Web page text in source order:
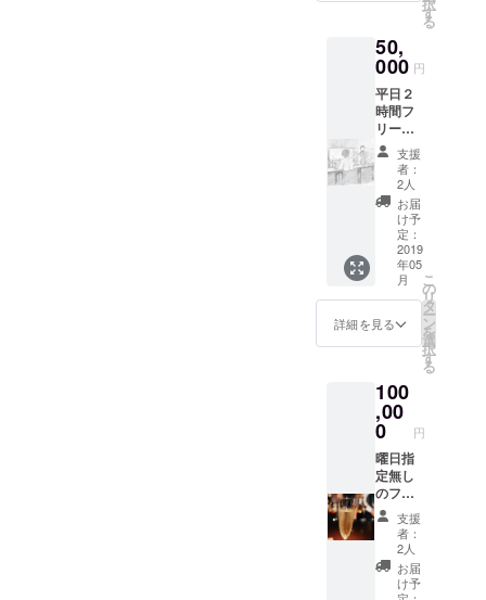
ケット
につき
まして
はご支
援いた
だいた
方に写
真を送
らせて
いただ
きま
す、そ
して御
来店の
際にそ
の画像
をかざ
してい
ただき
もご頂
戴くだ
さいま
せ オリ
ジナル
カクテ
ルをご
用意致
しま す
※ご来店
頂いた
未成年
の方へ
らご希
望のメ
ニュー
をお１
つ備考
欄にご
記載く
ださい
ませ ※
カクテ
ルチ
ケット
につき
まして
だいた
方に写
いただ
きま
す、そ
して御
来店の
際にそ
の画像
をかざ
してい
ただき
お名前
もご頂
コント
ワール
術 など
などを
盛り込
んでい
ます
https://
ameblo.
jp/bar-
compto
年分の
ブログ
ページ
です(笑)
ナルカ
クテル
はノン
コール
もござ
いま
す カ
クテル
チケッ
ト有効
期限は
わらせ
て頂い
て４7回
目にな
りま
す。西
川の素
敵なロ
ケー
ション
に囲ま
れる野
外スタ
ンディ
ング
バーイ
ベン
はリ
ターン
として
満月
BAR無
料チ
ケット
もお選
びいた
だけま
す ※満
月BAR
択
す
る
50,
000 円
平日２
時間フ
リード
リンク
（※４名
様ま
で 特
別メ
ニュー
の中か
らお楽
しみく
ださい
ま
せ）
※フリー
クメ
ニュー
内にノ
ンアル
コール
もござ
いま
す カ
クテル
チケッ
トの有
効期限
支援
者：
2人
お届
け予
定：
2019
年05
月
詳細を見る
こ
の
リ
タ
ー
ン
を
選
択
す
る
100
,00
0 円
曜日指
定無し
のフ
リード
リンク
（２時
間 特
別メ
支援
者：
2人
お届
け予